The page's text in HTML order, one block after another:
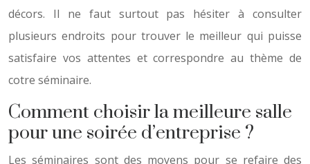
décors. Il ne faut surtout pas hésiter à consulter
plusieurs endroits pour trouver le meilleur qui puisse
satisfaire vos attentes et correspondre au thème de
cotre séminaire.
Comment choisir la meilleure salle
pour une soirée d’entreprise ?
Les séminaires sont des moyens pour se refaire des